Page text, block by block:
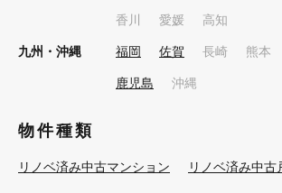
香川 愛媛 高知
九州・沖縄 福岡 佐賀 長崎 熊本
鹿児島 沖縄
物件種類
リノベ済み中古マンション リノベ済み中古